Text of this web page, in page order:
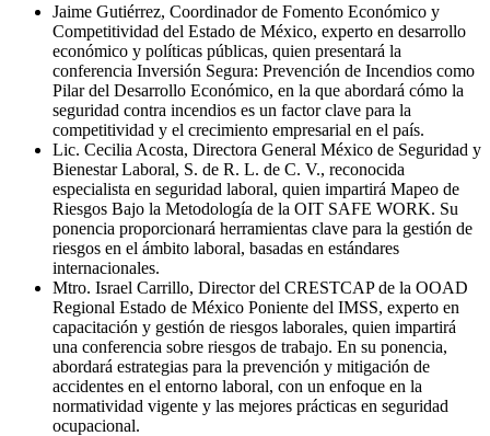
Jaime Gutiérrez, Coordinador de Fomento Económico y
Competitividad del Estado de México, experto en desarrollo
económico y políticas públicas, quien presentará la
conferencia Inversión Segura: Prevención de Incendios como
Pilar del Desarrollo Económico, en la que abordará cómo la
seguridad contra incendios es un factor clave para la
competitividad y el crecimiento empresarial en el país.
Lic. Cecilia Acosta, Directora General México de Seguridad y
Bienestar Laboral, S. de R. L. de C. V., reconocida
especialista en seguridad laboral, quien impartirá Mapeo de
Riesgos Bajo la Metodología de la OIT SAFE WORK. Su
ponencia proporcionará herramientas clave para la gestión de
riesgos en el ámbito laboral, basadas en estándares
internacionales.
Mtro. Israel Carrillo, Director del CRESTCAP de la OOAD
Regional Estado de México Poniente del IMSS, experto en
capacitación y gestión de riesgos laborales, quien impartirá
una conferencia sobre riesgos de trabajo. En su ponencia,
abordará estrategias para la prevención y mitigación de
accidentes en el entorno laboral, con un enfoque en la
normatividad vigente y las mejores prácticas en seguridad
ocupacional.